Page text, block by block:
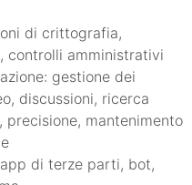
di crittografia,
controlli amministrativi
gestione dei
discussioni, ricerca
mantenimento
di terze parti, bot,